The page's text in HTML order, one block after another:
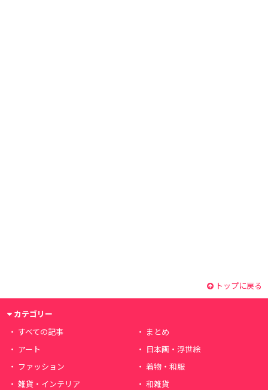
トップに戻る
カテゴリー
すべての記事
まとめ
アート
日本画・浮世絵
ファッション
着物・和服
雑貨・インテリア
和雑貨